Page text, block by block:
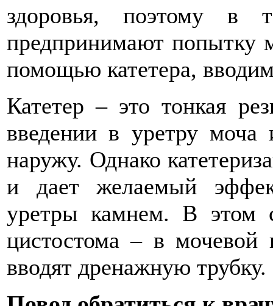
здоровья, поэтому в
предпринимают попытку
помощью катетера,
Катетер – это тонкая
введении в уретру моча
наружу. Однако
и дает желаемый
уретры камнем. В этом
цистостома – в
вводят дренажную трубку.